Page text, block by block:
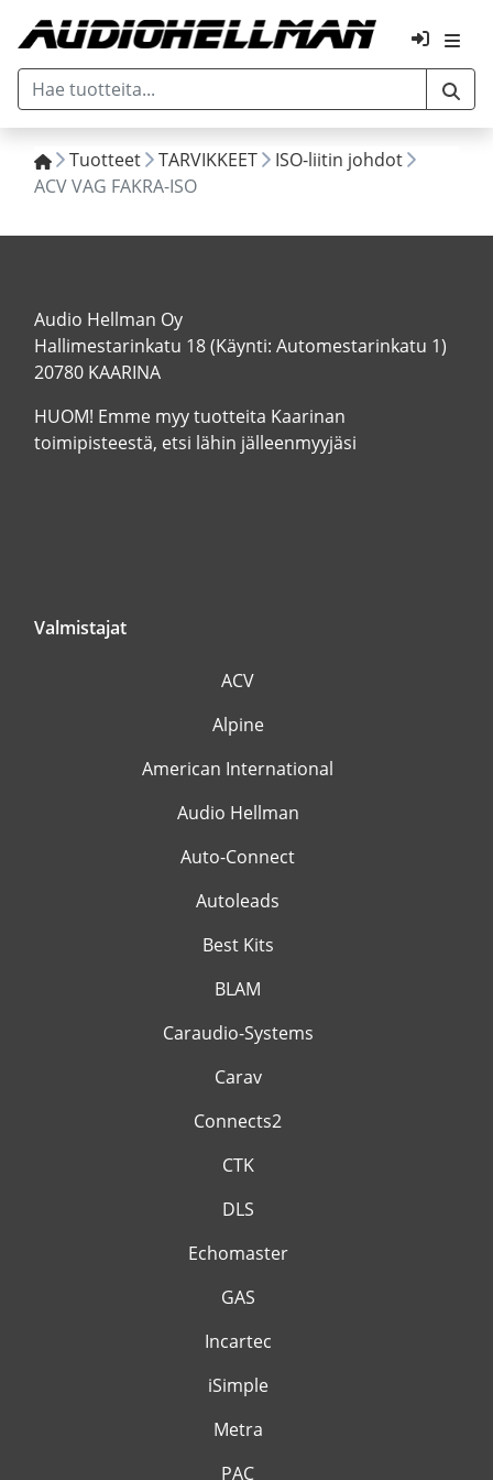
Tuotteet TARVIKKEET
ISO-liitin johdot
ACV VAG FAKRA-ISO
Audio Hellman Oy
Hallimestarinkatu 18 (Käynti: Automestarinkatu 1)
20780 KAARINA
HUOM! Emme myy tuotteita Kaarinan
toimipisteestä, etsi lähin jälleenmyyjäsi
Valmistajat
ACV
Alpine
American International
Audio Hellman
Auto-Connect
Autoleads
Best Kits
BLAM
Caraudio-Systems
Carav
Connects2
CTK
DLS
Echomaster
GAS
Incartec
iSimple
Metra
PAC